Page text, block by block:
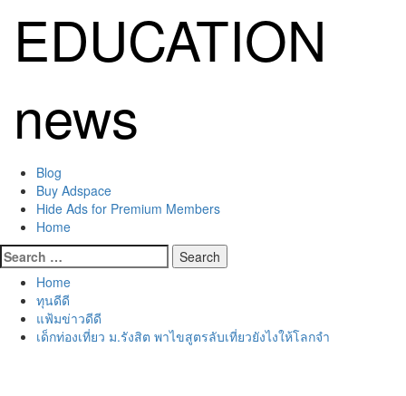
content
EDUCATION
news
Primary
Menu
Blog
Buy Adspace
Hide Ads for Premium Members
Home
Search
for:
Home
ทุนดีดี
แฟ้มข่าวดีดี
เด็กท่องเที่ยว ม.รังสิต พาไขสูตรลับเที่ยวยังไงให้โลกจำ